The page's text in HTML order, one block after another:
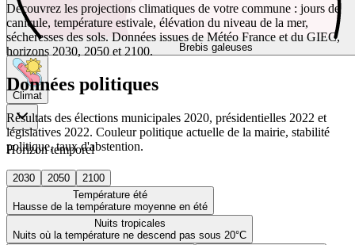
Brebis galeuses
Climat
Horizon temporel
2030 2050
2100
Température été
Hausse de la température moyenne en été
Nuits tropicales
Nuits où la température ne descend pas sous 20°C
Découvrez les projections climatiques de votre commune : jours de
canicule, température estivale, élévation du niveau de la mer,
sécheresses des sols. Données issues de Météo France et du GIEC,
horizons 2030, 2050 et 2100.
Données politiques
Résultats des élections municipales 2020, présidentielles 2022 et
législatives 2022. Couleur politique actuelle de la mairie, stabilité
politique, taux d'abstention.